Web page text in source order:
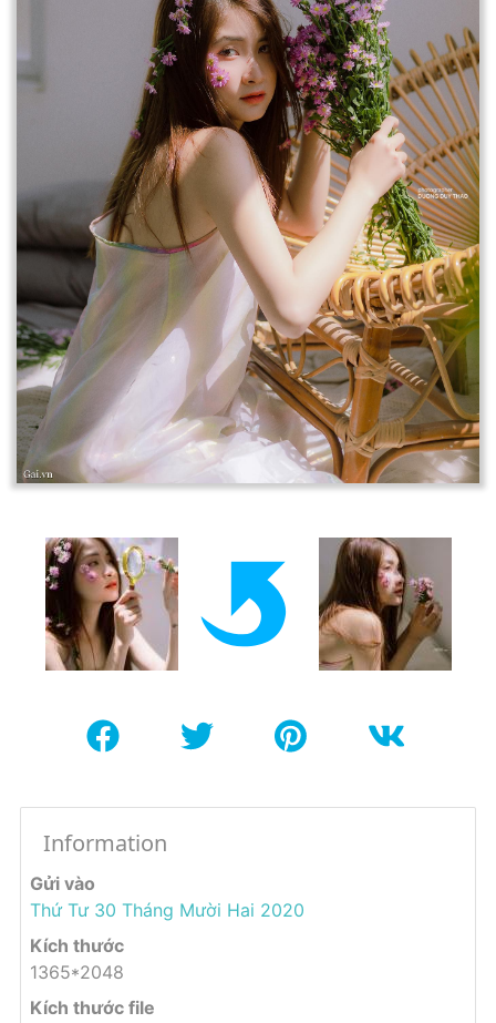
Information
Gửi vào
Thứ Tư 30 Tháng Mười Hai 2020
Kích thước
1365*2048
Kích thước file